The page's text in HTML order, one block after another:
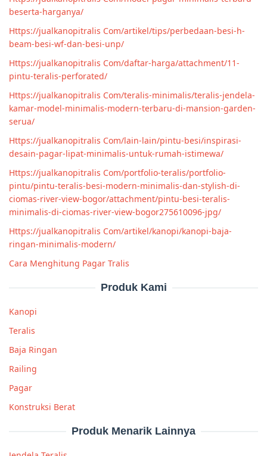
beserta-harganya/
Https://jualkanopitralis Com/artikel/tips/perbedaan-besi-h-
beam-besi-wf-dan-besi-unp/
Https://jualkanopitralis Com/daftar-harga/attachment/11-
pintu-teralis-perforated/
Https://jualkanopitralis Com/teralis-minimalis/teralis-jendela-
kamar-model-minimalis-modern-terbaru-di-mansion-garden-
serua/
Https://jualkanopitralis Com/lain-lain/pintu-besi/inspirasi-
desain-pagar-lipat-minimalis-untuk-rumah-istimewa/
Https://jualkanopitralis Com/portfolio-teralis/portfolio-
pintu/pintu-teralis-besi-modern-minimalis-dan-stylish-di-
ciomas-river-view-bogor/attachment/pintu-besi-teralis-
minimalis-di-ciomas-river-view-bogor275610096-jpg/
Https://jualkanopitralis Com/artikel/kanopi/kanopi-baja-
ringan-minimalis-modern/
Cara Menghitung Pagar Tralis
Produk Kami
Kanopi
Teralis
Baja Ringan
Railing
Pagar
Konstruksi Berat
Produk Menarik Lainnya